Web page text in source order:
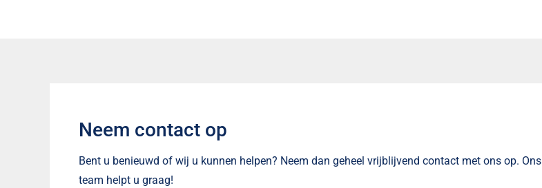
Neem contact op
Bent u benieuwd of wij u kunnen helpen? Neem dan geheel vrijblijvend contact met ons op. Ons
team helpt u graag!